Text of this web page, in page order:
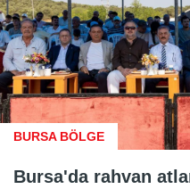
BURSA BÖLGE
Bursa'da rahvan